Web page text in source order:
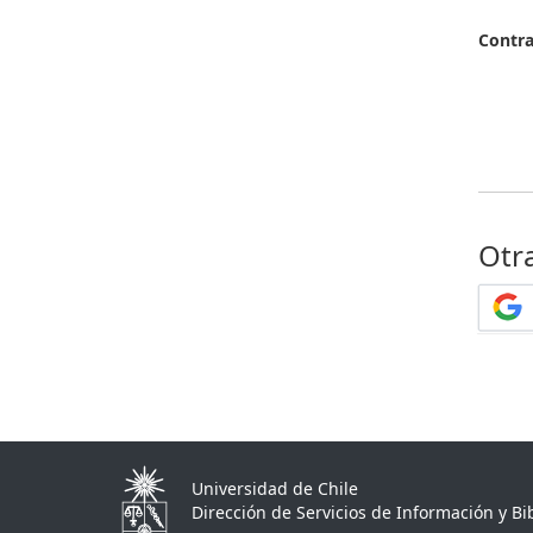
Universidad de Chile
Dirección de Servicios de Información y